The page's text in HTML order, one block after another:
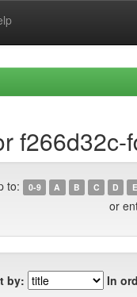
to: 0-9 A B C D E
or
by: In